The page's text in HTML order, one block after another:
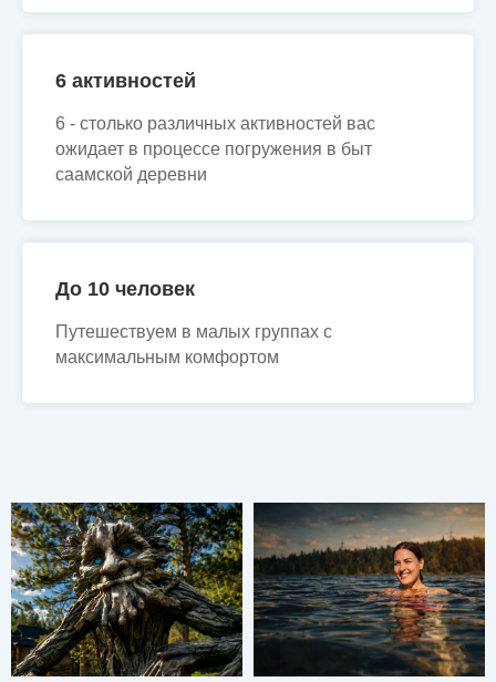
6 активностей
6 - столько различных активностей вас
ожидает в процессе погружения в быт
саамской деревни
До 10 человек
Путешествуем в малых группах с
максимальным комфортом